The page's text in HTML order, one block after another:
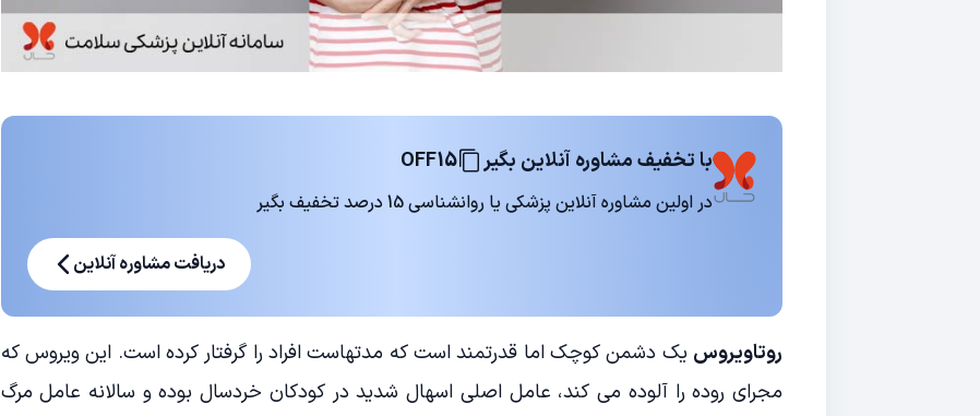
با تخفیف مشاوره آنلاین بگیر OFF15
در اولین مشاوره آنلاین پزشکی یا روانشناسی 15 درصد تخفیف بگیر
دریافت مشاوره آنلاین
روتاویروس یک دشمن کوچک اما قدرتمند است که مدتهاست افراد را گرفتار کرده است. این ویروس که
مجرای روده را آلوده می کند، عامل اصلی اسهال شدید در کودکان خردسال بوده و سالانه عامل مرگ